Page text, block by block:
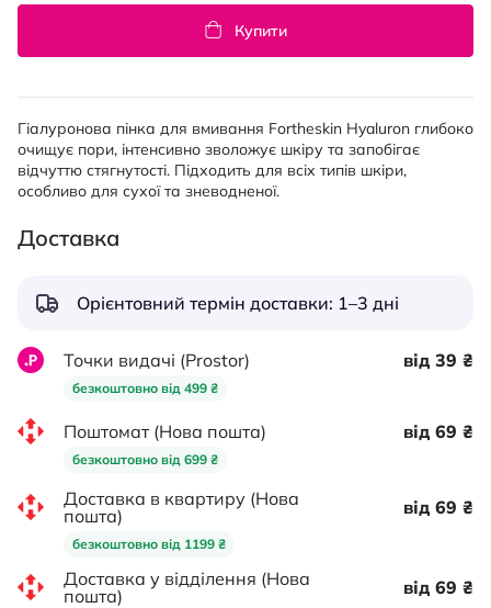
Купити
Гіалуронова пінка для вмивання Fortheskin Hyaluron глибоко
очищує пори, інтенсивно зволожує шкіру та запобігає
відчуттю стягнутості. Підходить для всіх типів шкіри,
особливо для сухої та зневодненої.
Доставка
Орієнтовний термін доставки: 1–3 дні
Точки видачі (Prostor)
безкоштовно від 499 ₴
від 39 ₴
Поштомат (Нова пошта)
безкоштовно від 699 ₴
від 69 ₴
Доставка в квартиру (Нова
пошта)
безкоштовно від 1199 ₴
від 69 ₴
Доставка у відділення (Нова
пошта)
від 69 ₴